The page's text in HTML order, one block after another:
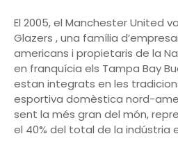
El 2005, el Manchester United
Glazers , una família
americans i propietaris de la
en franquícia els Tampa Bay
estan integrats en les
esportiva domèstica nord-
sent la més gran del món,
el 40% del total de la indústria